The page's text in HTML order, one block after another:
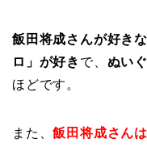
飯田将成さんが好き
ロ」が好き で、 ぬい
ほどです。
また、飯田将成さん